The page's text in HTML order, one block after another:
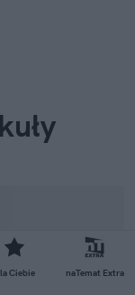
Ciebie naTemat Extra